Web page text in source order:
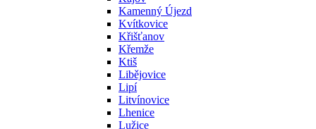
Kamenný Újezd
Kvítkovice
Křišťanov
Křemže
Ktiš
Libějovice
Lipí
Litvínovice
Lhenice
Lužice